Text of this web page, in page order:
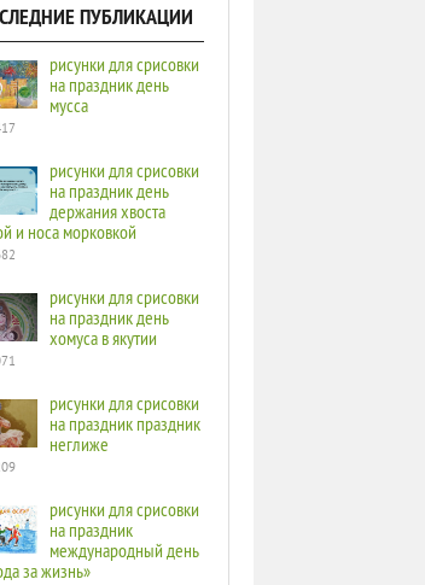
ПУБЛИКАЦИИ
рисунки для срисовки
на праздник день
мусса
рисунки для срисовки
на праздник день
держания хвоста
и носа морковкой
рисунки для срисовки
на праздник день
хомуса в якутии
рисунки для срисовки
на праздник праздник
неглиже
рисунки для срисовки
на праздник
международный день
за жизнь»